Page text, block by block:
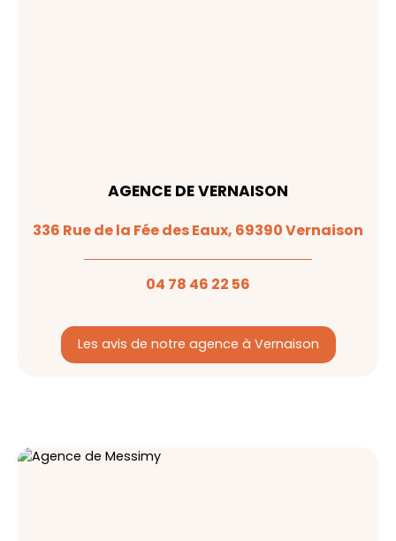
AGENCE DE VERNAISON
336 Rue de la Fée des Eaux, 69390 Vernaison
04 78 46 22 56
Les avis de notre agence à Vernaison